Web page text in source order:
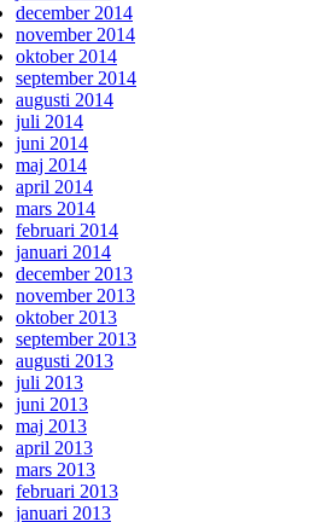
december 2014
november 2014
oktober 2014
september 2014
augusti 2014
juli 2014
juni 2014
maj 2014
april 2014
mars 2014
februari 2014
januari 2014
december 2013
november 2013
oktober 2013
september 2013
augusti 2013
juli 2013
juni 2013
maj 2013
april 2013
mars 2013
februari 2013
januari 2013